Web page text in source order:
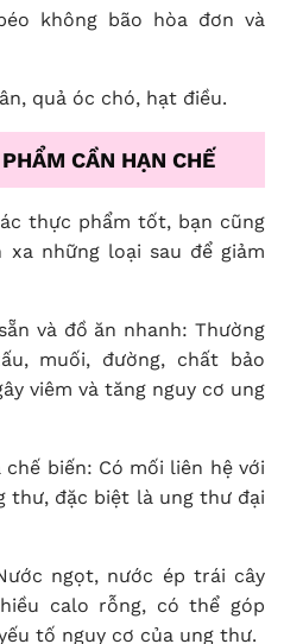
không bão hòa đơn và
quả óc chó, hạt điều.
CẦN HẠN CHẾ
thực phẩm tốt, bạn cũng
những loại sau để giảm
và đồ ăn nhanh: Thường
muối, đường, chất bảo
viêm và tăng nguy cơ ung
biến: Có mối liên hệ với
thư, đặc biệt là ung thư đại
ngọt, nước ép trái cây
calo rỗng, có thể góp
tố nguy cơ của ung thư.